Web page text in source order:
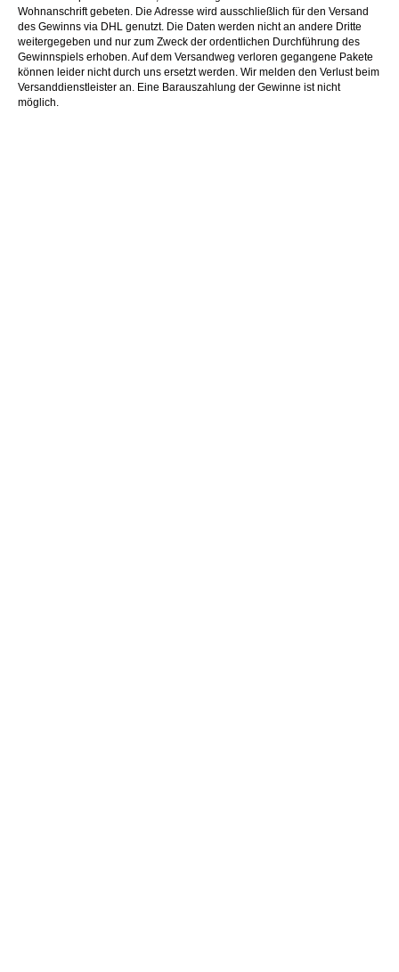
Wohnanschrift gebeten. Die Adresse wird ausschließlich für den Versand
des Gewinns via DHL genutzt. Die Daten werden nicht an andere Dritte
weitergegeben und nur zum Zweck der ordentlichen Durchführung des
Gewinnspiels erhoben. Auf dem Versandweg verloren gegangene Pakete
können leider nicht durch uns ersetzt werden. Wir melden den Verlust beim
Versanddienstleister an. Eine Barauszahlung der Gewinne ist nicht
möglich.